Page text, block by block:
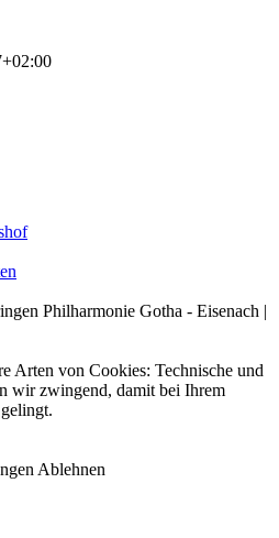
Philharmonie Gotha - Eisenach |
Arten von Cookies: Technische und
wir zwingend, damit bei Ihrem
Ablehnen